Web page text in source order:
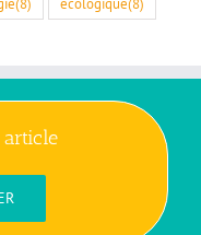
(8) écologique(8)
article